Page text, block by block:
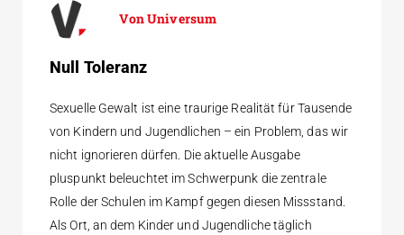
Universum
Null Toleranz
Sexuelle Gewalt ist eine traurige Realität für Tausende
von Kindern und Jugendlichen – ein Problem, das wir
nicht ignorieren dürfen. Die aktuelle Ausgabe
pluspunkt beleuchtet im Schwerpunk die zentrale
Rolle der Schulen im Kampf gegen diesen Missstand.
Als Ort, an dem Kinder und Jugendliche täglich